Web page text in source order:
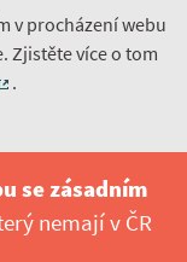
v procházení webu
Zjistěte více o tom
.
se zásadním
nemají v ČR